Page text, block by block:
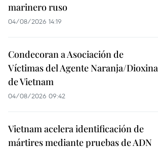
marinero ruso
04/08/2026 14:19
Condecoran a Asociación de
Víctimas del Agente Naranja/Dioxina
de Vietnam
04/08/2026 09:42
Vietnam acelera identificación de
mártires mediante pruebas de ADN